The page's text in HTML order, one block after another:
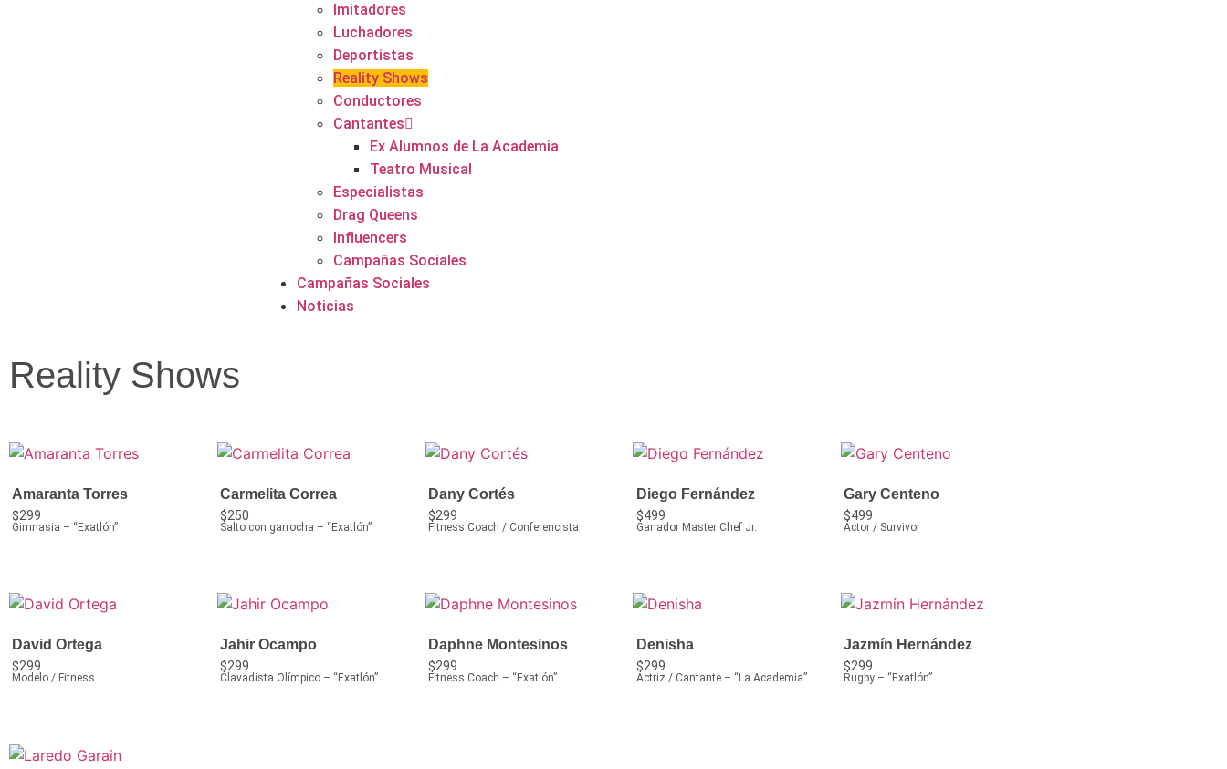
Imitadores
Luchadores
Deportistas
Reality Shows
Conductores
Cantantes
Ex Alumnos de La Academia
Teatro Musical
Especialistas
Drag Queens
Influencers
Campañas Sociales
Campañas Sociales
Noticias
Reality Shows
Amaranta Torres
$299
Gimnasia – “Exatlón”
Carmelita Correa
$250
Salto con garrocha – “Exatlón”
Dany Cortés
$299
Fitness Coach / Conferencista
Diego Fernández
$499
Ganador Master Chef Jr.
Gary Centeno
$499
Actor / Survivor
David Ortega
$299
Modelo / Fitness
Jahir Ocampo
$299
Clavadista Olímpico – “Exatlón”
Daphne Montesinos
$299
Fitness Coach – “Exatlón”
Denisha
$299
Actriz / Cantante – “La Academia”
Jazmín Hernández
$299
Rugby – “Exatlón”